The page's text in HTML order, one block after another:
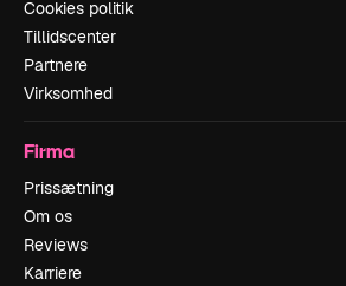
Cookies politik
Tillidscenter
Partnere
Virksomhed
Firma
Prissætning
Om os
Reviews
Karriere